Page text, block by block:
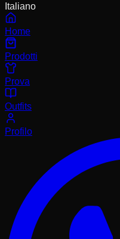
Italiano
Home
Prodotti
Prova
Outfits
Profilo